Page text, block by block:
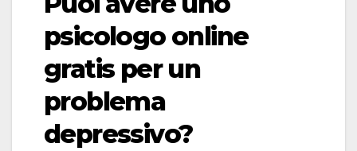
psicologo online
gratis per un
problema
depressivo?